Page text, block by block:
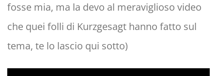
fosse mia, ma la devo al meraviglioso video
che quei folli di Kurzgesagt hanno fatto sul
tema, te lo lascio qui sotto)